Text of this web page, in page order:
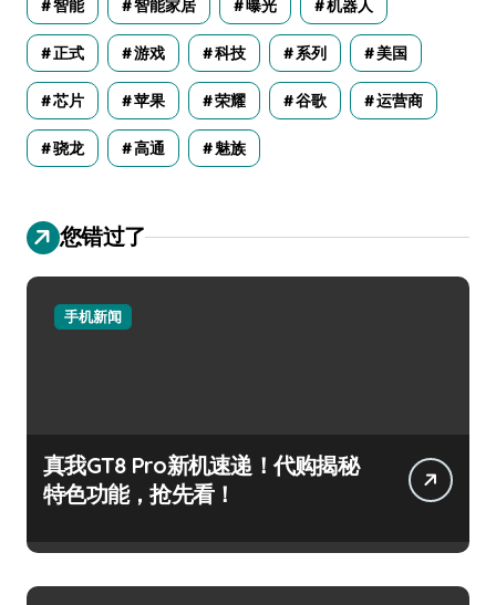
智能 智能家居 曝光 机器人
正式 游戏 科技 系列 美国
芯片 苹果 荣耀 谷歌 运营商
骁龙 高通 魅族
您错过了
手机新闻
真我GT8 Pro新机速递！代购揭秘
特色功能，抢先看！